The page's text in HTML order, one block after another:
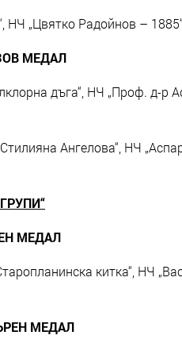
„Цвятко Радойнов –
МЕДАЛ
дъга“, НЧ „Проф. д-р
Ангелова“, НЧ
МЕДАЛ
китка“, НЧ
МЕДАЛ